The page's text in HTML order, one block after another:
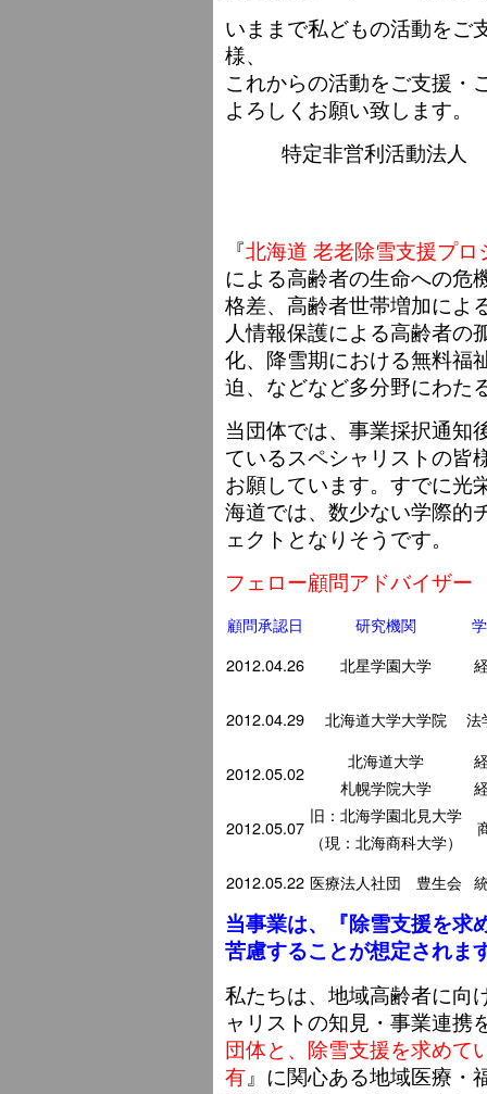
いままで私どもの活動をご
様、
これからの活動をご支援・
よろしくお願い致します。
特定非営利活動法
『北海道 老老除雪支援プロ
による高齢者の生命への危
格差、高齢者世帯増加によ
人情報保護による高齢者の
化、降雪期における無料福
迫、などなど多分野にわた
当団体では、事業採択通知
ているスペシャリストの皆
お願しています。すでに光
海道では、数少ない学際的
ェクトとなりそうです。
フェロー顧問アドバイザー
顧問承認日 研究機関
2012.04.26
北星学園大学
2012.04.29 北海道大学大学院 法
2012.05.02
北海道大学
札幌学院大学
2012.05.07
旧：北海学園北見大学
（現：北海商科大学）
2012.05.22 医療法人社団 豊生会
当事業は、『除雪支援を求
苦慮することが想定されま
私たちは、地域高齢者に向
ャリストの知見・事業連携
団体と、除雪支援を求めて
有』に関心ある地域医療・